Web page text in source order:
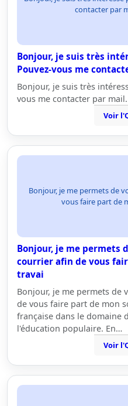
contacter par
Bonjour, je suis très
Pouvez-vous me
Bonjour, je suis très
vous me contacter par
Voir
Bonjour, je me permets de
vous faire part de
Bonjour, je me permets
courrier afin de vous
travai
Bonjour, je me permets de
de vous faire part de mon
française dans le domaine
l'éducation populaire. En…
Voir